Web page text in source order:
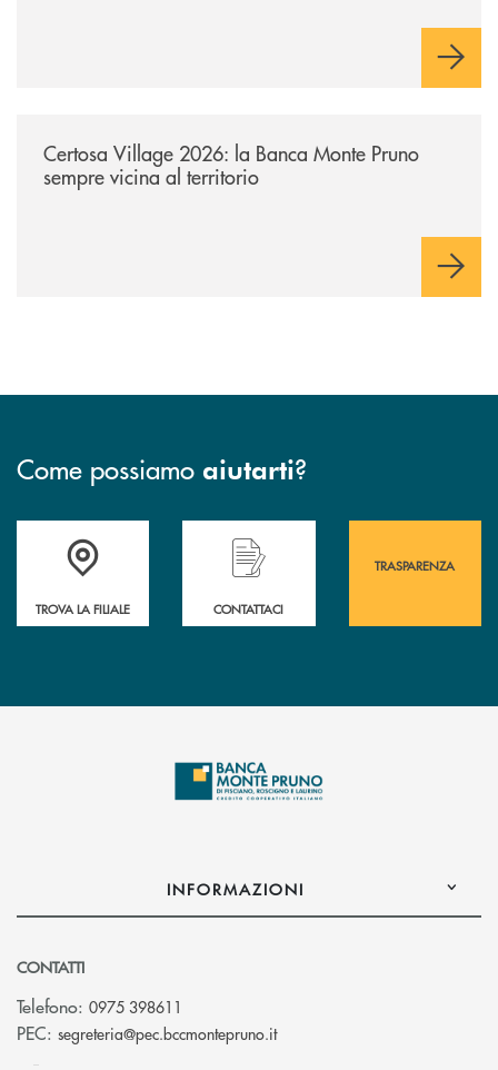
Certosa Village 2026: la Banca Monte Pruno
sempre vicina al territorio
Come possiamo aiutarti?
Accedi all' elenco completo&nbsp; delle&nbsp; filiali&nbsp; di Banca
TROVA LA FILIALE
Hai bisogno di assistenza immediata?
CONTATTACI
TRASPARENZA
INFORMAZIONI
CONTATTI
Telefono: 0975 398611
PEC: segreteria@pec.bccmontepruno.it(si apre l’app di posta